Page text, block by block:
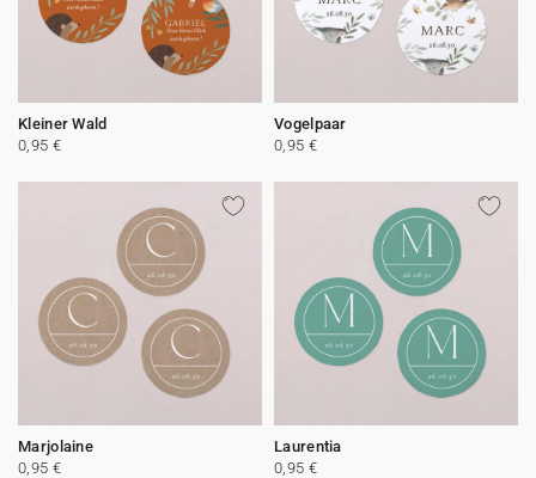
Kleiner Wald
0,95 €
Vogelpaar
0,95 €
Marjolaine
0,95 €
Laurentia
0,95 €